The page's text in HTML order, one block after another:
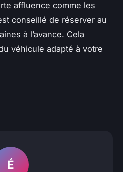
affluence comme les
conseillé de réserver au
à l’avance. Cela
véhicule adapté à votre
É